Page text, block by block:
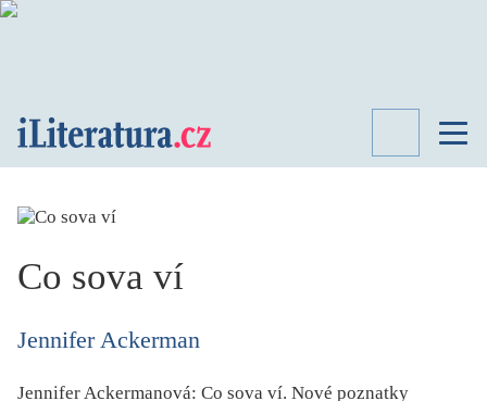
Co sova ví
Jennifer Ackerman
Jennifer Ackermanová: Co sova ví. Nové poznatky